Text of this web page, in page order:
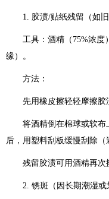
1. 胶渍/贴纸残留（如旧
工具：酒精（75%浓度
缘）。
方法：
先用橡皮擦轻轻摩擦胶
将酒精倒在棉球或软布
后，用塑料刮板缓慢刮除（
残留胶渍可用酒精再次擦
2. 锈斑（因长期潮湿或